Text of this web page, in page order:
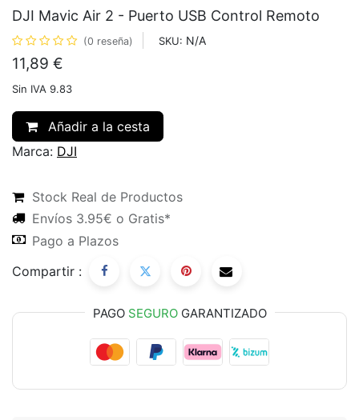
DJI Mavic Air 2 - Puerto USB Control Remoto
(0 reseña) SKU: N/A
11,89 €
Sin IVA 9.83
Añadir a la cesta
Marca: DJI
Stock Real de Productos
Envíos 3.95€ o Gratis*
Pago a Plazos
Compartir :
PAGO SEGUROGARANTIZADO